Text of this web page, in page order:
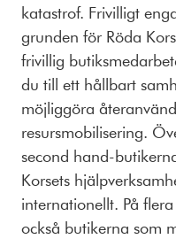
katastrof. Frivilligt
grunden för Röda
frivillig
du till ett hållbart
möjliggöra
resursmobilisering.
second hand-
Korsets
internationellt. På
också butikerna som